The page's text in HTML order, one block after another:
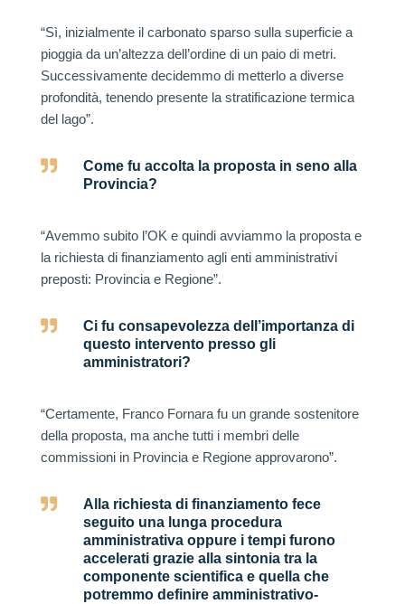
“Sì, inizialmente il carbonato sparso sulla superficie a
pioggia da un’altezza dell’ordine di un paio di metri.
Successivamente decidemmo di metterlo a diverse
profondità, tenendo presente la stratificazione termica
del lago”.

Come fu accolta la proposta in seno alla
Provincia?
“Avemmo subito l’OK e quindi avviammo la proposta e
la richiesta di finanziamento agli enti amministrativi
preposti: Provincia e Regione”.

Ci fu consapevolezza dell’importanza di
questo intervento presso gli
amministratori?
“Certamente, Franco Fornara fu un grande sostenitore
della proposta, ma anche tutti i membri delle
commissioni in Provincia e Regione approvarono”.

Alla richiesta di finanziamento fece
seguito una lunga procedura
amministrativa oppure i tempi furono
accelerati grazie alla sintonia tra la
componente scientifica e quella che
potremmo definire amministrativo-